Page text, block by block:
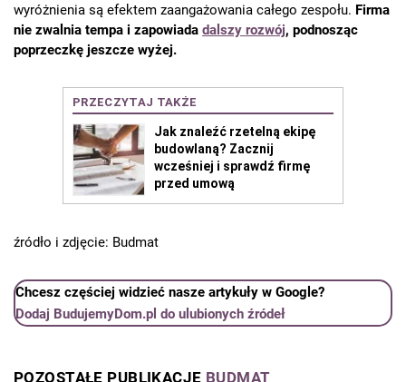
wyróżnienia są efektem zaangażowania całego zespołu. Firma
nie zwalnia tempa i zapowiada dalszy rozwój, podnosząc
poprzeczkę jeszcze wyżej.
źródło i zdjęcie: Budmat
Chcesz częściej widzieć nasze artykuły w Google?
Dodaj BudujemyDom.pl do ulubionych źródeł
POZOSTAŁE PUBLIKACJE BUDMAT